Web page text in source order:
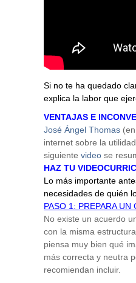
Si no te ha quedado
explica la labor que
VENTAJAS E
José Ángel Thomas
internet sobre la
siguiente video se
HAZ TU
Lo más importante
necesidades de quién
PASO 1: PREPARA UN
No existe un acuerdo
con la misma
piensa muy bien qué
más correcta y neutra
recomiendan incluir.